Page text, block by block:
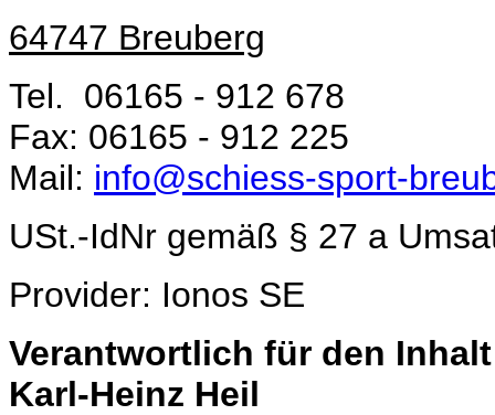
64747 Breuberg
Tel. 06165 - 912 678
Fax: 06165 - 912 225
Mail: info@schiess-sport-
USt.-IdNr gemäß § 27 a
Provider: Ionos SE
Verantwortlich für den
Karl-Heinz Heil